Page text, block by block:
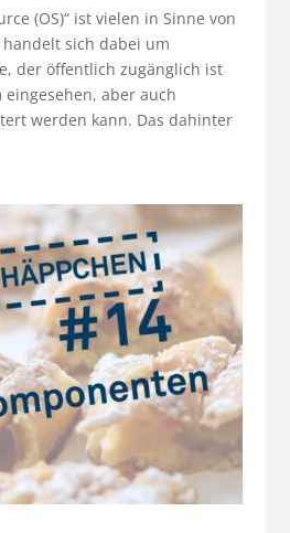
(OS)“ ist vielen in Sinne von
sich dabei um
der öffentlich zugänglich ist
aber auch
werden kann. Das dahinter